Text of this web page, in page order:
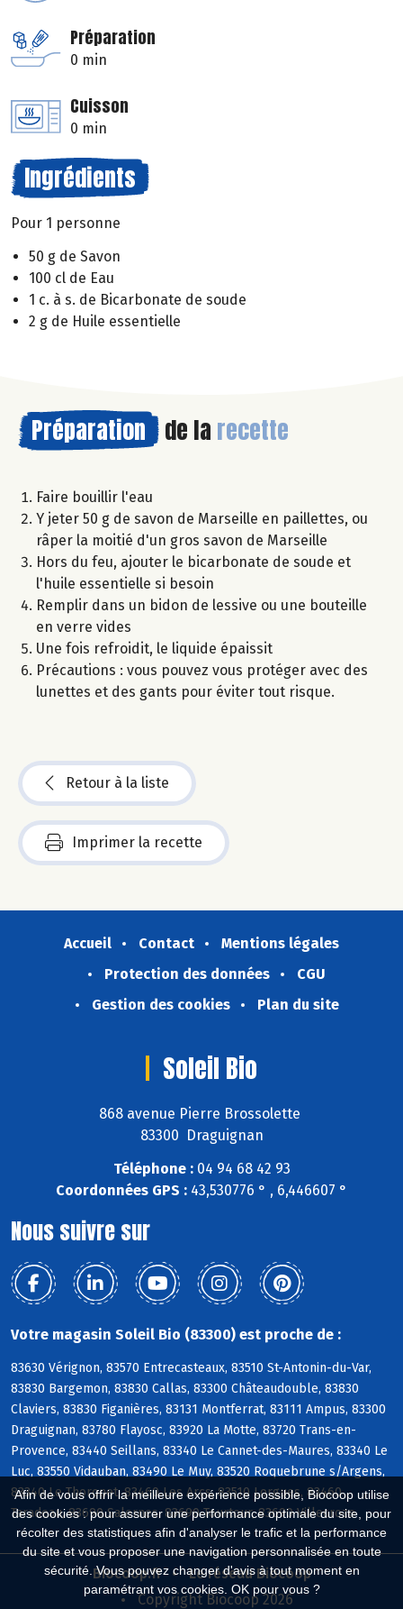
Afin de vous offrir la meilleure expérience possible, Biocoop utilise
des cookies : pour assurer une performance optimale du site, pour
récolter des statistiques afin d'analyser le trafic et la performance
du site et vous proposer une navigation personnalisée en toute
sécurité. Vous pouvez changer d'avis à tout moment en
paramétrant vos cookies. OK pour vous ?
Préparation
0 min
Cuisson
0 min
Ingrédients
Pour 1 personne
50 g de Savon
100 cl de Eau
1 c. à s. de Bicarbonate de soude
2 g de Huile essentielle
Préparation de la recette
Faire bouillir l'eau
Y jeter 50 g de savon de Marseille en paillettes, ou
râper la moitié d'un gros savon de Marseille
Hors du feu, ajouter le bicarbonate de soude et
l'huile essentielle si besoin
Remplir dans un bidon de lessive ou une bouteille
en verre vides
Une fois refroidit, le liquide épaissit
Précautions : vous pouvez vous protéger avec des
lunettes et des gants pour éviter tout risque.
Retour à la liste
Imprimer la recette
Accueil Contact
Mentions légales
Protection des données
CGU
Gestion des cookies
Plan du site
Soleil Bio
868 avenue Pierre Brossolette
83300 Draguignan
Téléphone :04 94 68 42 93
Coordonnées GPS : 43,530776 ° , 6,446607 °
Nous suivre sur
Votre magasin Soleil Bio (83300) est proche de :
83630 Vérignon, 83570 Entrecasteaux, 83510 St-Antonin-du-Var,
83830 Bargemon, 83830 Callas, 83300 Châteaudouble, 83830
Claviers, 83830 Figanières, 83131 Montferrat, 83111 Ampus, 83300
Draguignan, 83780 Flayosc, 83920 La Motte, 83720 Trans-en-
Provence, 83440 Seillans, 83340 Le Cannet-des-Maures, 83340 Le
Luc, 83550 Vidauban, 83490 Le Muy, 83520 Roquebrune s/Argens,
83340 Le Thoronet, 83460 Les Arcs, 83510 Lorgues, 83460
Taradeau, 83690 Salernes, 83690 Tourtour, 83690 Villecroze
Biocoop.fr
Le réseau Biocoop
Copyright Biocoop 2026